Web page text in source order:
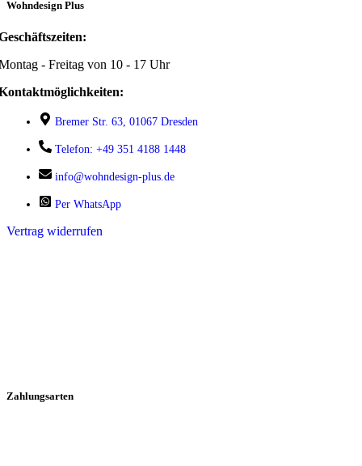
Wohndesign Plus
- Freitag von 10 - 17 Uhr
Bremer Str. 63, 01067 Dresden
Telefon: +49 351 4188 1448
info@wohndesign-plus.de
Per WhatsApp
Vertrag widerrufen
Zahlungsarten